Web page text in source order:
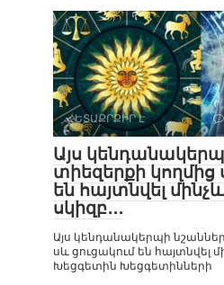
ՀԵՏԱՔՐՔԻՐ Է
Այս
տիեզերքի կողմից
են հայտնվել
սկիզբ․․․
Այս կենդանակերպի
սև ցուցակում են հայտնվել
Խեցգետին Խեցգետինների